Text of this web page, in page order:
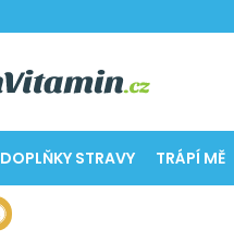
DOPLŇKY STRAVY TRÁPÍ MĚ